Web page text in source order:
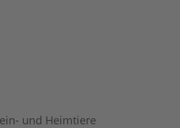
und Heimtiere